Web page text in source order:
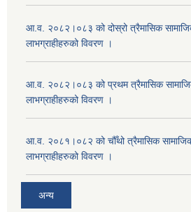
आ.व. २०८२।०८३ को दोस्रो त्रैमासिक
लाभग्राहीहरुको विवरण ।
आ.व. २०८२।०८३ को प्रथम त्रैमासिक सामाजिक
लाभग्राहीहरुको विवरण ।
आ.व. २०८१।०८२ को चौँथो त्रैमासिक सामाजिक
लाभग्राहीहरुको विवरण ।
अन्य